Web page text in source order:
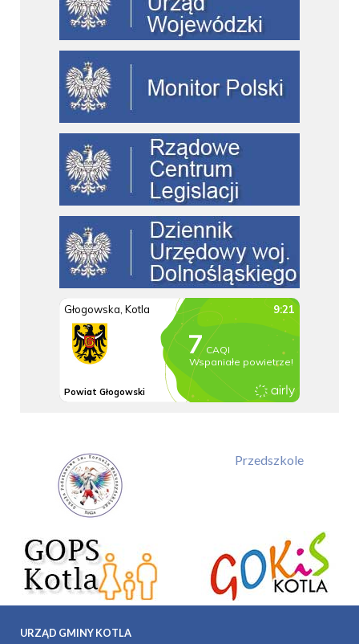
Przedszkole
URZĄD GMINY KOTLA